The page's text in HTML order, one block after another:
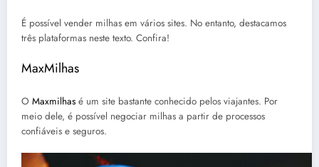
É possível vender milhas em vários sites. No entanto, destacamos
três plataformas neste texto. Confira!
MaxMilhas
O Maxmilhas é um site bastante conhecido pelos viajantes. Por
meio dele, é possível negociar milhas a partir de processos
confiáveis e seguros.